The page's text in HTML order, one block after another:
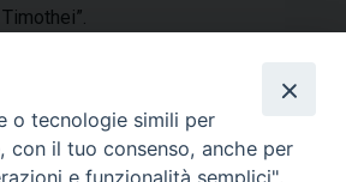
in questione, all’epoca del
solo di una mandibola. In seguito
dell’11 maggio del 1945, poco meno
Breve pontificio del 25 aprile del 1947,
o tecnologie simili per
con il tuo consenso, anche per
e funzionalità semplici",